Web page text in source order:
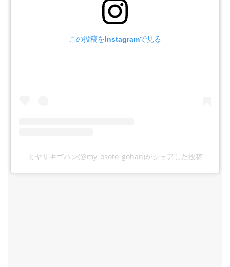
この投稿をInstagramで見る
ミヤザキゴハン(@my_osoto_gohan)がシェアした投稿